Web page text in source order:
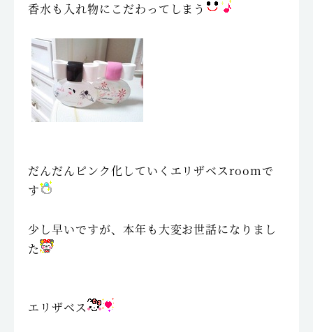
香水も入れ物にこだわってしまう
だんだんピンク化していくエリザベスroomで
す
少し早いですが、本年も大変お世話になりまし
た
エリザベス